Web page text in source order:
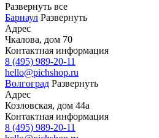
Развернуть все
Барнаул Развернуть
Адрес
Чкалова, дом 70
Контактная информация
8 (495) 989-20-11
hello@pichshop.ru
Волгоград Развернуть
Адрес
Козловская, дом 44а
Контактная информация
8 (495) 989-20-11